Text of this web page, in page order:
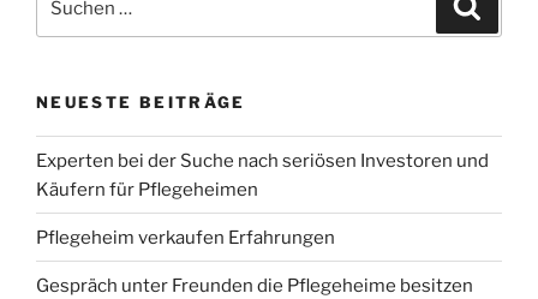
nach:
NEUESTE BEITRÄGE
Experten bei der Suche nach seriösen Investoren und
Käufern für Pflegeheimen
Pflegeheim verkaufen Erfahrungen
Gespräch unter Freunden die Pflegeheime besitzen